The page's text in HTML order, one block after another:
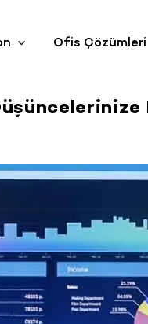
Ofis Çözümleri